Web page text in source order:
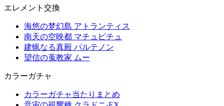
エレメント交換
海悠の梦幻島 アトランティス
南天の空映都 マチュピチュ
建蝋なる真殿 パルテノン
望信の蒐教家 ムー
カラーガチャ
カラーガチャ当たりまとめ